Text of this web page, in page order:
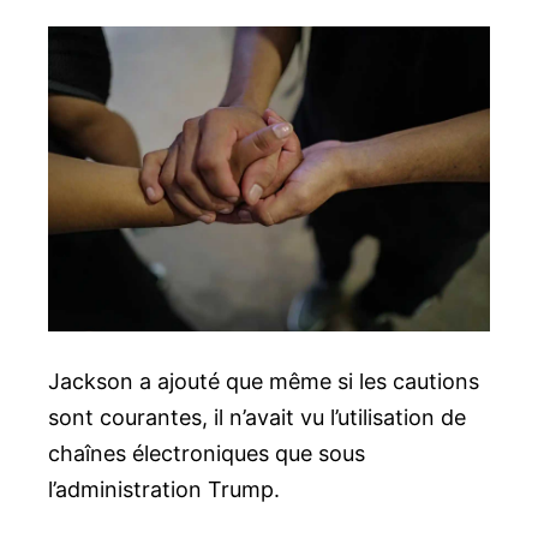
Jackson a ajouté que même si les cautions
sont courantes, il n’avait vu l’utilisation de
chaînes électroniques que sous
l’administration Trump.